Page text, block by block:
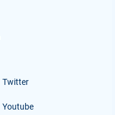
Twitter
Youtube